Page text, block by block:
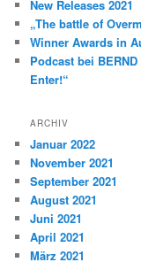
New Releases 2021
„The battle of
Winner Awards in
Podcast bei
Enter!“
ARCHIV
Januar 2022
November 2021
September 2021
August 2021
Juni 2021
April 2021
März 2021